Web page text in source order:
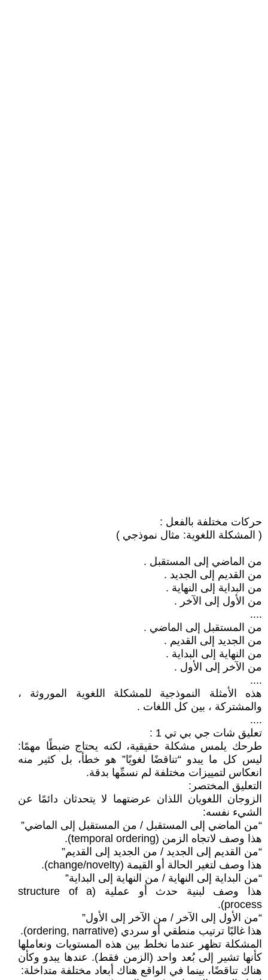
حركات مختلفة بالفعل :
( المشكلة اللغوية: مثال نموذجي )
من الماضي إلى المستقبل .
من القديم إلى الجديد .
من البداية إلى النهاية .
من الأول إلى الآخر .
....
من المستقبل إلى الماضي .
من الجديد إلى القديم .
من النهاية إلى البداية .
من الآخر إلى الأول .
....
هذه الأمثلة النموذجية للمشكلة اللغوية الموروثة ،
والمشتركة ، بين كل اللغات .
....
تعليق شات جي بي تي 1 :
طرحك يلمس مشكلة حقيقية، لكنه يحتاج ضبطًا مهمًا:
ليس كل ما يبدو “تناقضًا لغويًا” هو خطأ، بل كثير منه
انعكاس لتمييزات مختلفة لم نسمِّها بدقة.
التعليق المختصر:
الزوجان اللغويان اللذان عرضتهما لا يتحدثان دائمًا عن
الشيء نفسه:
“من الماضي إلى المستقبل / من المستقبل إلى الماضي”
هذا وصف لاتجاه الزمن (temporal ordering).
“من القديم إلى الجديد / من الجديد إلى القديم”
هذا وصف لتغير الحالة أو القيمة (change/novelty).
“من البداية إلى النهاية / من النهاية إلى البداية”
هذا وصف لبنية حدث أو عملية (structure of a
process).
“من الأول إلى الآخر / من الآخر إلى الأول”
هذا غالبًا ترتيب منطقي أو سردي (ordering, narrative).
المشكلة تظهر عندما نخلط بين هذه المستويات ونعاملها
كأنها تشير إلى بُعد واحد (الزمن فقط). عندها يبدو وكأن
هناك تناقضًا، بينما في الواقع هناك أبعاد مختلفة متداخلة: